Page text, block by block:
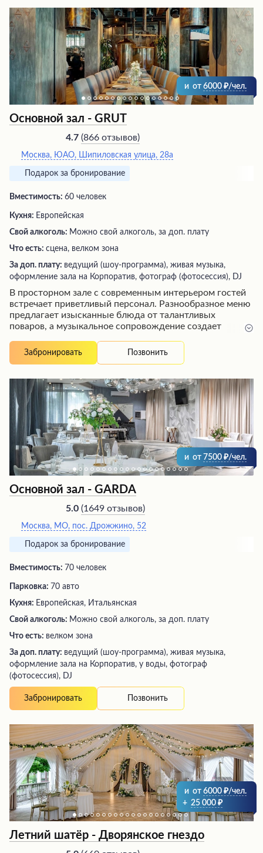
здесь еще более приятным. Рядом находятся парки и
озеро, идеальные для прогулок на свежем воздухе.
и от 6000 /чел.
Основной зал - GRUT
4.7 (866 отзывов)
Москва, ЮАО, Шипиловская улица, 28а
Подарок за бронирование
Вместимость: 60 человек
Кухня: Европейская
Свой алкоголь: Можно свой алкоголь, за доп. плату
Что есть: сцена, велком зона
За доп. плату: ведущий (шоу-программа), живая музыка,
оформление зала на Корпоратив, фотограф (фотосессия), DJ
В просторном зале с современным интерьером гостей
встречает приветливый персонал. Разнообразное меню
предлагает изысканные блюда от талантливых
поваров, а музыкальное сопровождение создает
любое торжество, насладиться вкусной едой и
напитками в компании друзей или спокойно провести
обеспечивает комфорт и приватность для разных
категорий посетителей. Этот ресторан станет
отличным выбором для тех, кто ценит высокий уровень
обслуживания, разнообразие блюд и приятную
атмосферу.
Забронировать Позвонить
и от 7500 /чел.
Основной зал - GARDA
5.0 (1649 отзывов)
Москва, МО, пос. Дрожжино, 52
Подарок за бронирование
Вместимость: 70 человек
Парковка: 70 авто
Кухня: Европейская, Итальянская
Свой алкоголь: Можно свой алкоголь, за доп. плату
Что есть: велком зона
За доп. плату: ведущий (шоу-программа), живая музыка,
оформление зала на Корпоратив, у воды, фотограф
(фотосессия), DJ
Забронировать Позвонить
и от 6000
/чел.
+ 25 000
Летний шатёр - Дворянское гнездо